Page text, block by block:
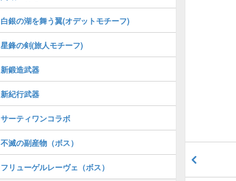
白銀の湖を舞う翼(オデットモチーフ)
星鋒の剣(旅人モチーフ)
新鍛造武器
新紀行武器
サーティワンコラボ
不滅の副産物（ボス）
フリューゲルレーヴェ（ボス）